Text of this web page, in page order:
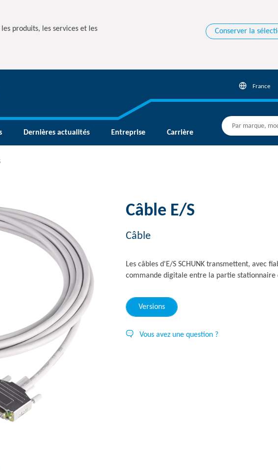
produits, les services et les
Conserver la
France
Dernières actualités Entreprise Carrière
Câble E/S
Câble
Les câbles d'E/S SCHUNK transmettent, avec
commande digitale entre la partie stationnaire
Versions
Vous avez une question ?